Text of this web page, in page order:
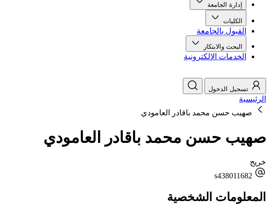
إدارة الجامعة
الكليات
القبول بالجامعة
البحث والابتكار
الخدمات الإلكترونية
تسجيل الدخول
الرئيسية
صهيب حسن محمد باقادر العامودي
صهيب حسن محمد باقادر العامودي
خريج
s438011682
المعلومات الشخصية